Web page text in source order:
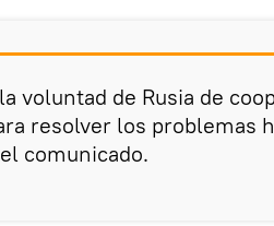
voluntad de Rusia de
resolver los problemas
comunicado.